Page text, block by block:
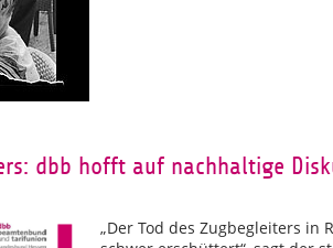
dbb hofft auf nachhaltige
„Der Tod des Zugbegleiters in